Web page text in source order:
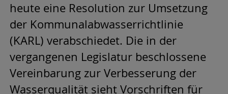
heute eine Resolution zur Umsetzung
der Kommunalabwasserrichtlinie
(KARL) verabschiedet. Die in der
vergangenen Legislatur beschlossene
Vereinbarung zur Verbesserung der
Wasserqualität sieht Vorschriften für